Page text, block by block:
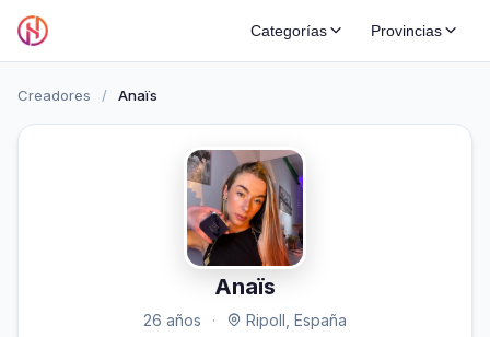
Categorías Provincias
Creadores / Anaïs
Anaïs
26 años · Ripoll, España